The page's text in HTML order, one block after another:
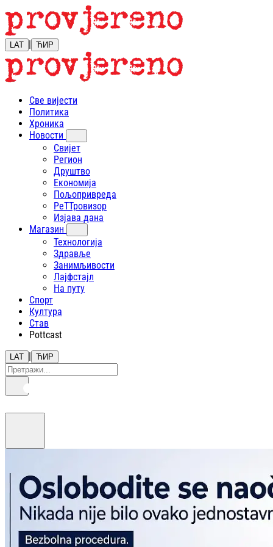
LAT | ЋИР
Све вијести
Политика
Хроника
Новости
Свијет
Регион
Друштво
Економија
Пољопривреда
РеТТровизор
Изјава дана
Магазин
Технологија
Здравље
Занимљивости
Лајфстajл
На путу
Спорт
Култура
Став
Pottcast
LAT | ЋИР